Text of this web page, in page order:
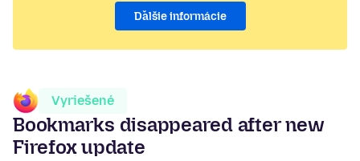
Ďalšie informácie
Vyriešené
Bookmarks disappeared after new
Firefox update